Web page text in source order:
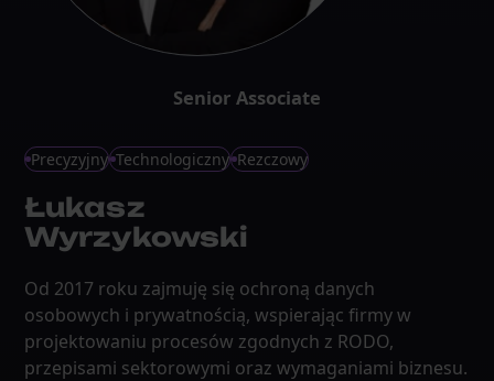
Senior Associate
Precyzyjny Technologiczny Rezczowy
Łukasz
Wyrzykowski
Od 2017 roku zajmuję się ochroną danych
osobowych i prywatnością, wspierając firmy w
projektowaniu procesów zgodnych z RODO,
przepisami sektorowymi oraz wymaganiami biznesu.